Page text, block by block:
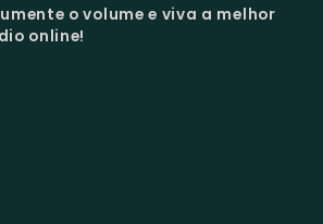
o volume e viva a melhor
online!